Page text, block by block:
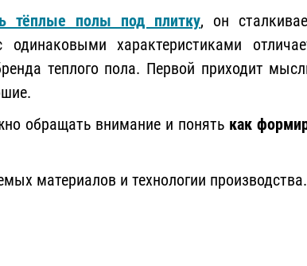
тёплые полы под плитку, он
характеристиками
теплого пола. Первой приходит
обращать внимание и понять как
материалов и технологии производства.